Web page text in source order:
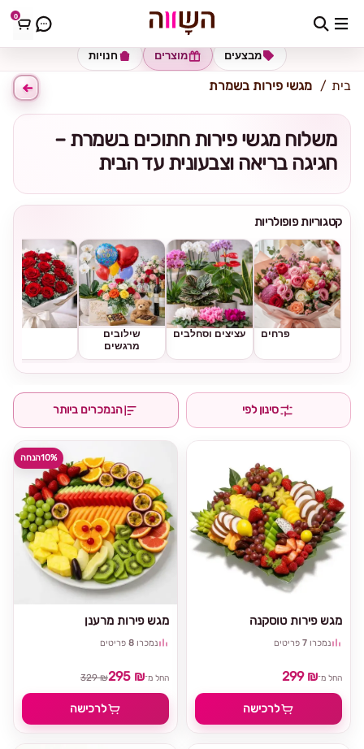
0 כתובת למשלוח הזינו כתובת
חנויות מוצרים מבצעים
בית מגשי פירות בשמרת
משלוח מגשי פירות חתוכים בשמרת –
חגיגה בריאה וצבעונית עד הבית
קטגוריות פופולריות
פרחים עציצים וסחלבים
שילובים
מרגשים
סינון לפי הנמכרים ביותר
10%הנחה
מגש פירות מרענן
נמכרו 8 פריטים
החל מ־295 ₪
329 ₪
לרכישה
מגש פירות טוסקנה
נמכרו 7 פריטים
החל מ־299 ₪
לרכישה